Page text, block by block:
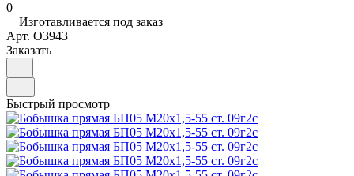
0
Изготавливается под заказ
Арт. O3943
Заказать
Быстрый просмотр